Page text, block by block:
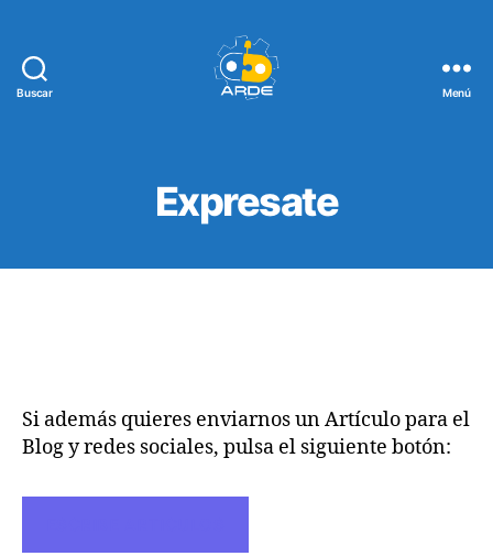
Buscar Menú
Expresate
Si además quieres enviarnos un Artículo para el
Blog y redes sociales, pulsa el siguiente botón: